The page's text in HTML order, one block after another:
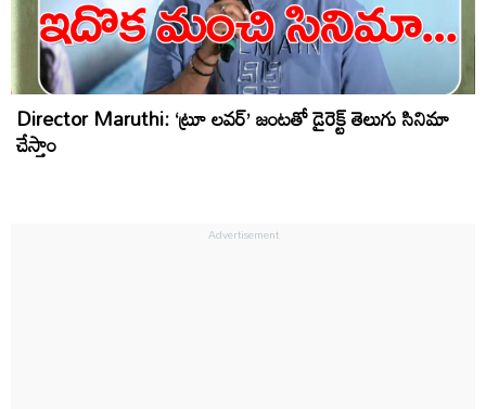
Director Maruthi: ‘ట్రూ లవర్’ జంటతో డైరెక్ట్ తెలుగు సినిమా
చేస్తాం